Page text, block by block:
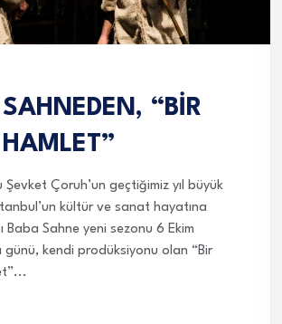
“BİR
Şevket Çoruh’un geçtiğimiz yıl büyük
kültür ve sanat hayatına
Baba Sahne yeni sezonu 6 Ekim
günü, kendi prodüksiyonu olan “Bir